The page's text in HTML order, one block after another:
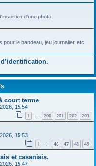
d'une photo,
le bandeau, jeu journalier, etc
court terme
15:54
1 … 200 201 202 203
15:53
1 46 47 48 49
et casaniais.
15:47